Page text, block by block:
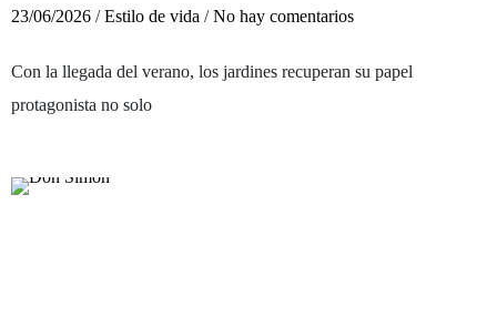
23/06/2026 / Estilo de vida / No hay comentarios
Con la llegada del verano, los jardines recuperan su papel
protagonista no solo